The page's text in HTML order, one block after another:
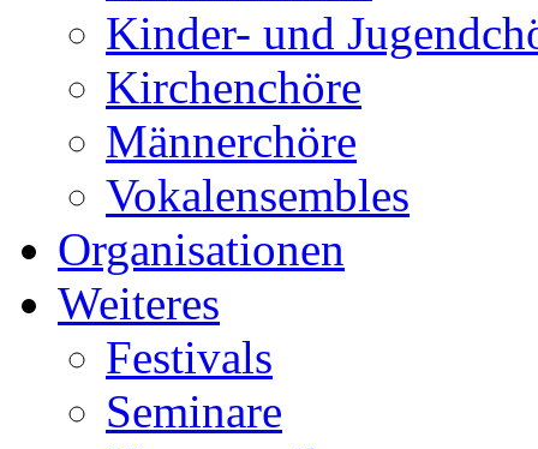
Kinder- und
Kirchenchöre
Männerchöre
Vokalensembles
Organisationen
Weiteres
Festivals
Seminare